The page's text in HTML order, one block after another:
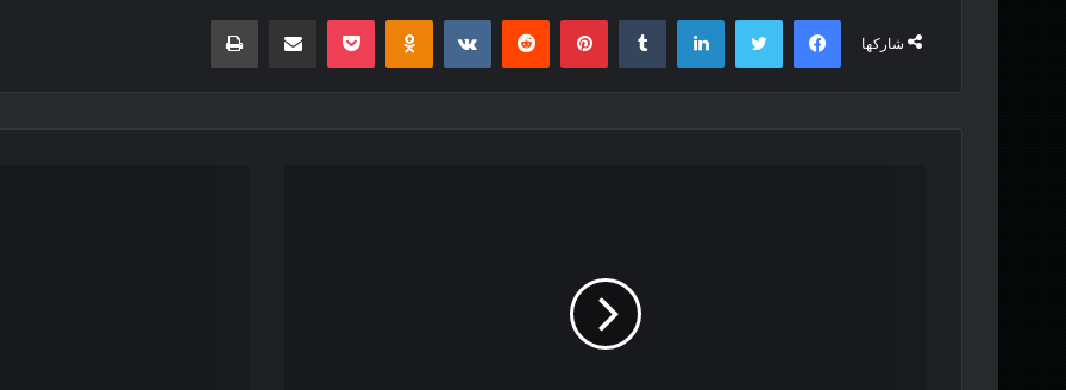
شاركها
فيسبوكتويتر لينكدإن بينتيريست Odnoklassniki
بوكيت مشاركة عبر البريد طباعة